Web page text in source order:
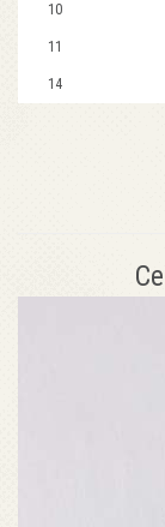
10
11
14